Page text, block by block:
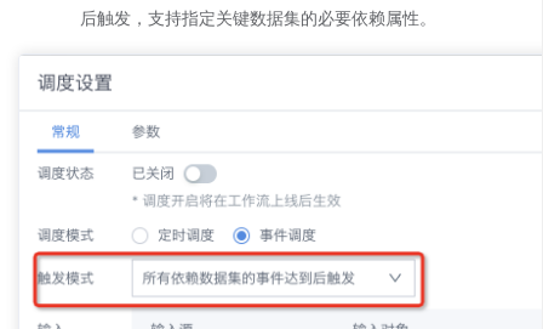
后触发，支持指定关键数据集的必要依赖属性。